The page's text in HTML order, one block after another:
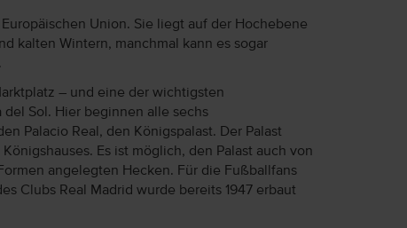
Union. Sie liegt auf der Hochebene
kalten Wintern, manchmal kann es sogar
– und eine der wichtigsten
Sol. Hier beginnen alle sechs
Palacio Real, den Königspalast. Der Palast
Es ist möglich, den Palast auch von
angelegten Hecken. Für die Fußballfans
Clubs Real Madrid wurde bereits 1947 erbaut